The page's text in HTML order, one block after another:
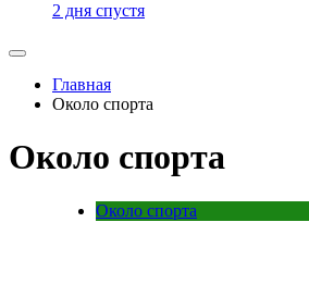
2 дня спустя
Главная
Около спорта
Около спорта
Около спорта